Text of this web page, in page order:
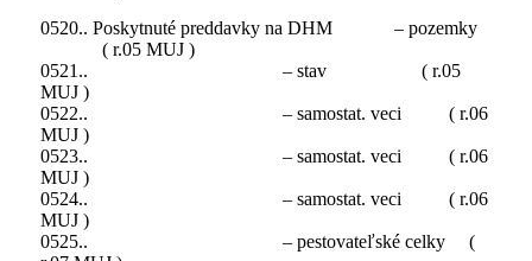
0520.. Poskytnuté preddavky na DHM – pozemky
( r.05 MUJ )
0521.. – stav ( r.05
MUJ )
0522.. – samostat. veci ( r.06
MUJ )
0523.. – samostat. veci ( r.06
MUJ )
0524.. – samostat. veci ( r.06
MUJ )
0525.. – pestovateľské celky (